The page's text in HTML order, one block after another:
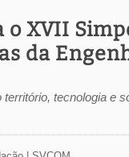
XVII
da
tecnologia e